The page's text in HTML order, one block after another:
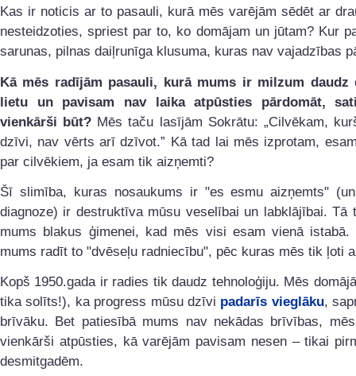
Kas ir noticis ar to pasauli, kurā mēs varējām sēdēt ar
nesteidzoties, spriest par to, ko domājam un jūtam? Kur
sarunas, pilnas daiļrunīga klusuma, kuras nav vajadzības
Kā mēs radījām pasauli, kurā mums ir milzum daudz
lietu un pavisam nav laika atpūsties pārdomāt,
vienkārši būt? Mēs taču lasījām Sokrātu: „Cilvēkam,
dzīvi, nav vērts arī dzīvot.” Kā tad lai mēs izprotam,
par cilvēkiem, ja esam tik aizņemti?
Šī slimība, kuras nosaukums ir "es esmu aizņemts"
diagnoze) ir destruktīva mūsu veselībai un labklājībai. Tā
mums blakus ģimenei, kad mēs visi esam vienā istabā.
mums radīt to "dvēseļu radniecību", pēc kuras mēs tik ļoti
Kopš 1950.gada ir radies tik daudz tehnoloģiju. Mēs
tika solīts!), ka progress mūsu dzīvi padarīs vieglāku,
brīvāku. Bet patiesībā mums nav nekādas brīvības,
vienkārši atpūsties, kā varējām pavisam nesen – tikai
desmitgadēm.